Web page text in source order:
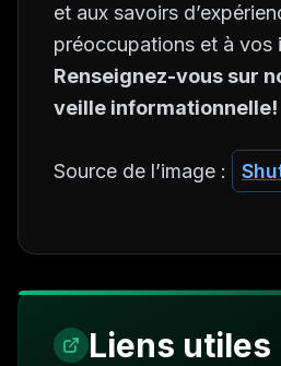
et aux savoirs
préoccupations et à vos
Renseignez-vous sur
veille informationnelle!
Source de l’image :
Liens utiles